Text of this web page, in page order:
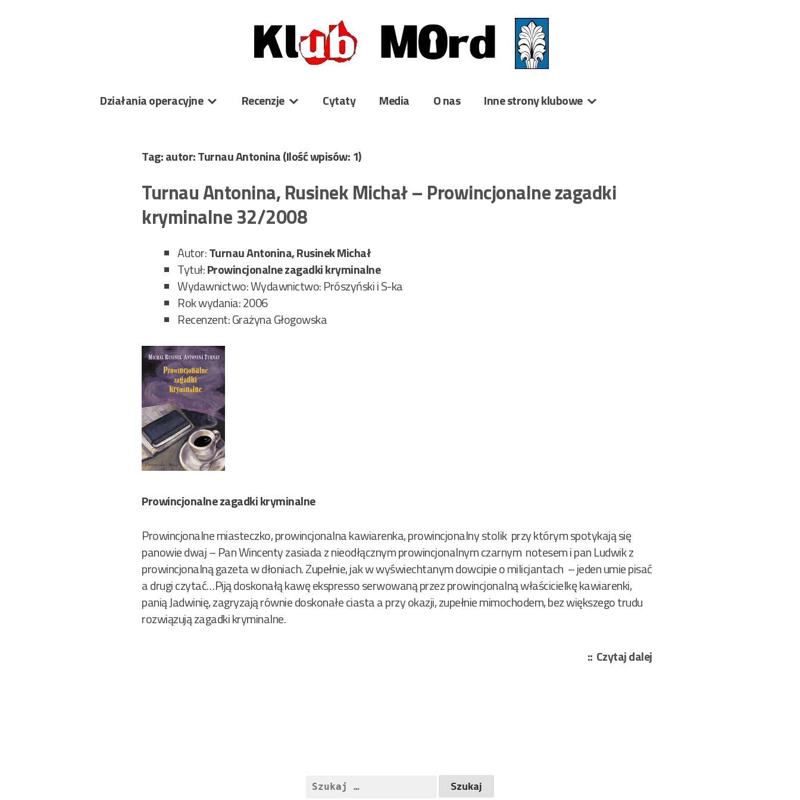
Działania operacyjne Recenzje Cytaty Media O nas Inne strony klubowe
Tag: autor: Turnau Antonina(Ilość wpisów: 1)
Turnau Antonina, Rusinek Michał – Prowincjonalne zagadki
kryminalne 32/2008
Autor:Turnau Antonina, Rusinek Michał
Tytuł:Prowincjonalne zagadki kryminalne
Wydawnictwo: Wydawnictwo: Prószyński i S-ka
Rok wydania: 2006
Recenzent: Grażyna Głogowska
Prowincjonalne zagadki kryminalne
Prowincjonalne miasteczko, prowincjonalna kawiarenka, prowincjonalny stolik przy którym spotykają się
panowie dwaj – Pan Wincenty zasiada z nieodłącznym prowincjonalnym czarnym notesem i pan Ludwik z
prowincjonalną gazeta w dłoniach. Zupełnie, jak w wyświechtanym dowcipie o milicjantach – jeden umie pisać
a drugi czytać…Piją doskonałą kawę ekspresso serwowaną przez prowincjonalną właścicielkę kawiarenki,
panią Jadwinię, zagryzają równie doskonałe ciasta a przy okazji, zupełnie mimochodem, bez większego trudu
rozwiązują zagadki kryminalne.
Czytaj dalej„Turnau
Szukaj: